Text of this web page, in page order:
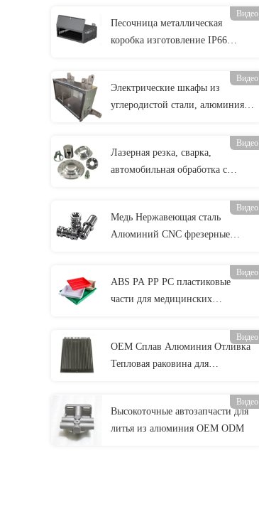
Видео
Песочница металлическая
коробка изготовление IP66
Видео
Электрические шкафы из
углеродистой стали, алюминия,
Видео
Лазерная резка, сварка,
автомобильная обработка с
Видео
Медь Нержавеющая сталь
Алюминий CNC фрезерные
Видео
ABS PA PP PC пластиковые
части для медицинских
Видео
OEM Сплав Алюминия Отливка
Тепловая раковина для
Видео
Высокоточные автозапчасти для
литья из алюминия OEM ODM